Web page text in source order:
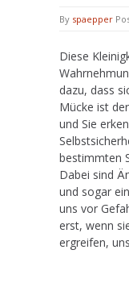
By spaepper
Diese
dazu, dass
Mücke ist
und Sie
bestimmten
Dabei sind
und sogar
uns vor
erst, wenn
ergreifen,